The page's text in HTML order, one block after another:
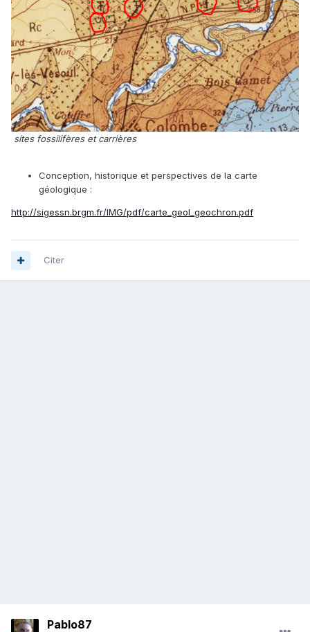
sites fossilifères et carrières
Conception, historique et perspectives de la carte
géologique :
http://sigessn.brgm.fr/IMG/pdf/carte_geol_geochron.pdf
Citer
Pablo87